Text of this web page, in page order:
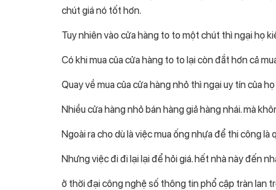
chút giá nó tốt hơn.
Tuy nhiên vào cửa hàng to to một chút thì ngại họ
Có khi mua của cửa hàng to to lại còn đắt hơn cả
Quay về mua của cửa hàng nhỏ thì ngại uy tín của
Nhiều cửa hàng nhỏ bán hàng giả hàng nhái. mà
Ngoài ra cho dù là việc mua ống nhựa để thi công là
Nhưng việc đi đi lại lại để hỏi giá. hết nhà này đến
ở thời đại công nghệ số thông tin phổ cập tràn lan